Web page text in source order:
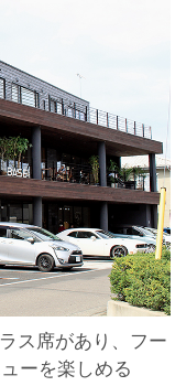
ス席があり、フー
ーを楽しめる